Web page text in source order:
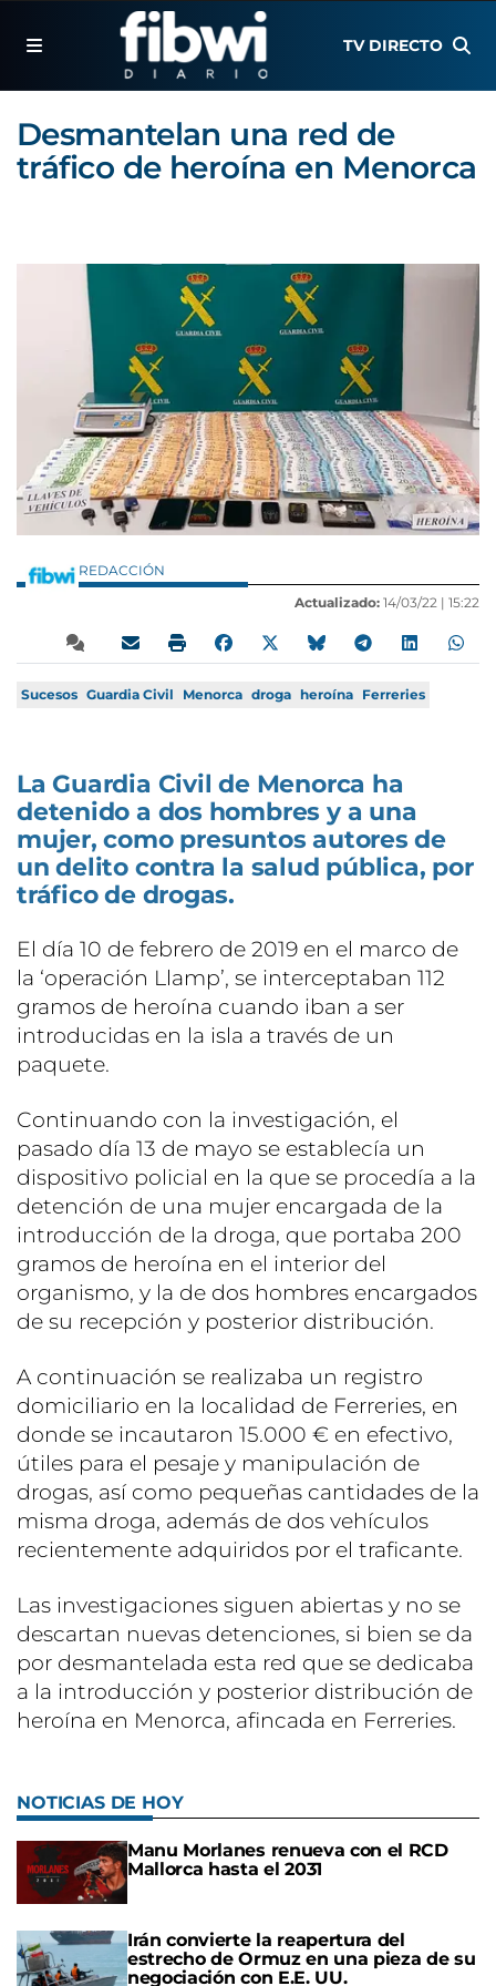
TV DIRECTO
Desmantelan una red de
tráfico de heroína en Menorca
REDACCIÓN
Actualizado: 14/03/22 | 15:22
Sucesos Guardia Civil Menorca droga heroína Ferreries
La Guardia Civil de Menorca ha
detenido a dos hombres y a una
mujer, como presuntos autores de
un delito contra la salud pública, por
tráfico de drogas.
El día 10 de febrero de 2019 en el marco de
la ‘operación Llamp’, se interceptaban 112
gramos de heroína cuando iban a ser
introducidas en la isla a través de un
paquete.
Continuando con la investigación, el
pasado día 13 de mayo se establecía un
dispositivo policial en la que se procedía a la
detención de una mujer encargada de la
introducción de la droga, que portaba 200
gramos de heroína en el interior del
organismo, y la de dos hombres encargados
de su recepción y posterior distribución.
A continuación se realizaba un registro
domiciliario en la localidad de Ferreries, en
donde se incautaron 15.000 € en efectivo,
útiles para el pesaje y manipulación de
drogas, así como pequeñas cantidades de la
misma droga, además de dos vehículos
recientemente adquiridos por el traficante.
Las investigaciones siguen abiertas y no se
descartan nuevas detenciones, si bien se da
por desmantelada esta red que se dedicaba
a la introducción y posterior distribución de
heroína en Menorca, afincada en Ferreries.
NOTICIAS DE HOY
Manu Morlanes renueva con el RCD
Mallorca hasta el 2031
Irán convierte la reapertura del
estrecho de Ormuz en una pieza de su
negociación con E.E. UU.